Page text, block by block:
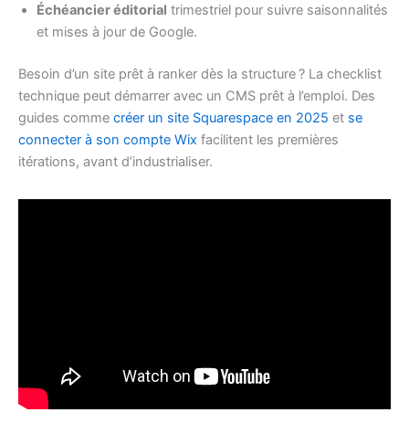
Échéancier éditorial trimestriel pour suivre saisonnalités
et mises à jour de Google.
Besoin d’un site prêt à ranker dès la structure ? La checklist
technique peut démarrer avec un CMS prêt à l’emploi. Des
guides comme créer un site Squarespace en 2025 et se
connecter à son compte Wix facilitent les premières
itérations, avant d’industrialiser.